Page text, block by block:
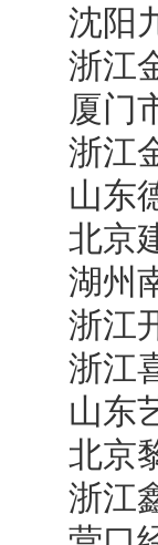
沈阳九
浙江金
厦门市
浙江金
山东德
北京建
湖州南
浙江开
浙江喜
山东艺
北京黎
浙江鑫